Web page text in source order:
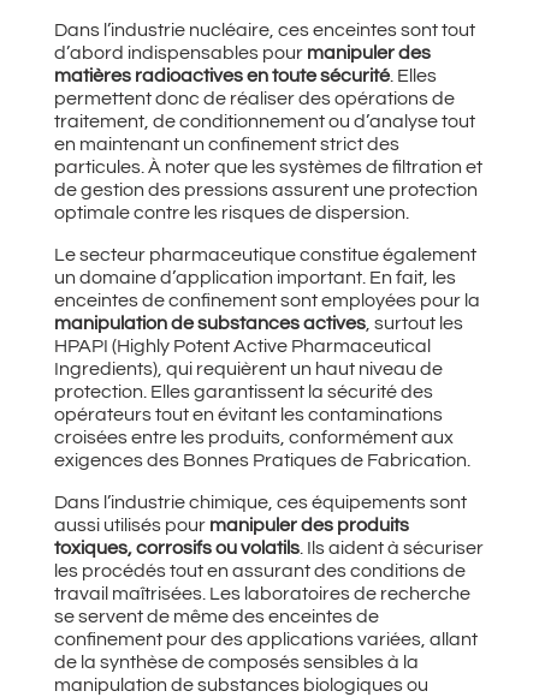
Dans l’industrie nucléaire, ces enceintes sont tout
d’abord indispensables pour manipuler des
matières radioactives en toute sécurité. Elles
permettent donc de réaliser des opérations de
traitement, de conditionnement ou d’analyse tout
en maintenant un confinement strict des
particules. À noter que les systèmes de filtration et
de gestion des pressions assurent une protection
optimale contre les risques de dispersion.
Le secteur pharmaceutique constitue également
un domaine d’application important. En fait, les
enceintes de confinement sont employées pour la
manipulation de substances actives, surtout les
HPAPI (Highly Potent Active Pharmaceutical
Ingredients), qui requièrent un haut niveau de
protection. Elles garantissent la sécurité des
opérateurs tout en évitant les contaminations
croisées entre les produits, conformément aux
exigences des Bonnes Pratiques de Fabrication.
Dans l’industrie chimique, ces équipements sont
aussi utilisés pour manipuler des produits
toxiques, corrosifs ou volatils. Ils aident à sécuriser
les procédés tout en assurant des conditions de
travail maîtrisées. Les laboratoires de recherche
se servent de même des enceintes de
confinement pour des applications variées, allant
de la synthèse de composés sensibles à la
manipulation de substances biologiques ou